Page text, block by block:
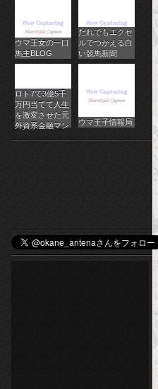
ウマ王女の一口
馬主BLOG
だれでもエクセ
ルでつかえる白
い競馬新聞
ロト7で3億5千
万円当てて人生
を激変させた元
外資系金融マン
ウマ王子情報局